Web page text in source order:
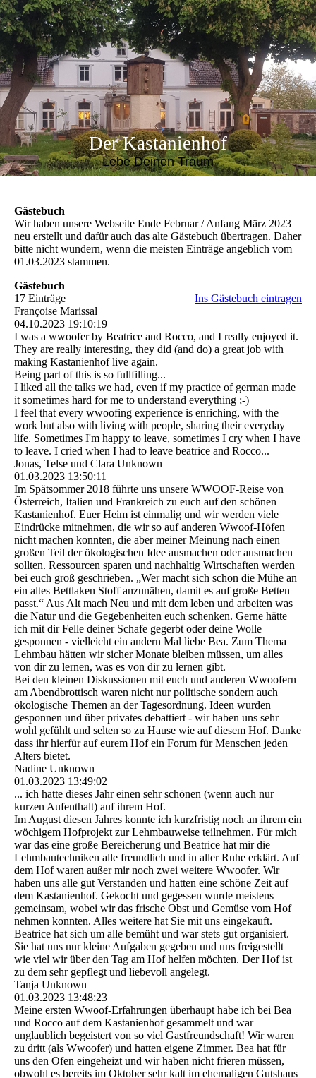
Der Kastanienhof
Lebe Deinen Traum
Gästebuch
Wir haben unsere Webseite Ende Februar / Anfang März 2023
neu erstellt und dafür auch das alte Gästebuch übertragen. Daher
bitte nicht wundern, wenn die meisten Einträge angeblich vom
01.03.2023 stammen.
Gästebuch
17 Einträge
Ins Gästebuch eintragen
Françoise Marissal
04.10.2023 19:10:19
I was a wwoofer by Beatrice and Rocco, and I really enjoyed it.
They are really interesting, they did (and do) a great job with
making Kastanienhof live again.
Being part of this is so fullfilling...
I liked all the talks we had, even if my practice of german made
it sometimes hard for me to understand everything ;-)
I feel that every wwoofing experience is enriching, with the
work but also with living with people, sharing their everyday
life. Sometimes I'm happy to leave, sometimes I cry when I have
to leave. I cried when I had to leave beatrice and Rocco...
Jonas, Telse und Clara Unknown
01.03.2023 13:50:11
Im Spätsommer 2018 führte uns unsere WWOOF-Reise von
Österreich, Italien und Frankreich zu euch auf den schönen
Kastanienhof. Euer Heim ist einmalig und wir werden viele
Eindrücke mitnehmen, die wir so auf anderen Wwoof-Höfen
nicht machen konnten, die aber meiner Meinung nach einen
großen Teil der ökologischen Idee ausmachen oder ausmachen
sollten. Ressourcen sparen und nachhaltig Wirtschaften werden
bei euch groß geschrieben. „Wer macht sich schon die Mühe an
ein altes Bettlaken Stoff anzunähen, damit es auf große Betten
passt.“ Aus Alt mach Neu und mit dem leben und arbeiten was
die Natur und die Gegebenheiten euch schenken. Gerne hätte
ich mit dir Felle deiner Schafe gegerbt oder deine Wolle
gesponnen - vielleicht ein andern Mal liebe Bea. Zum Thema
Lehmbau hätten wir sicher Monate bleiben müssen, um alles
von dir zu lernen, was es von dir zu lernen gibt.
Bei den kleinen Diskussionen mit euch und anderen Wwoofern
am Abendbrottisch waren nicht nur politische sondern auch
ökologische Themen an der Tagesordnung. Ideen wurden
gesponnen und über privates debattiert - wir haben uns sehr
wohl gefühlt und selten so zu Hause wie auf diesem Hof. Danke
dass ihr hierfür auf eurem Hof ein Forum für Menschen jeden
Alters bietet.
Nadine Unknown
01.03.2023 13:49:02
... ich hatte dieses Jahr einen sehr schönen (wenn auch nur
kurzen Aufenthalt) auf ihrem Hof.
Im August diesen Jahres konnte ich kurzfristig noch an ihrem ein
wöchigem Hofprojekt zur Lehmbauweise teilnehmen. Für mich
war das eine große Bereicherung und Beatrice hat mir die
Lehmbautechniken alle freundlich und in aller Ruhe erklärt. Auf
dem Hof waren außer mir noch zwei weitere Wwoofer. Wir
haben uns alle gut Verstanden und hatten eine schöne Zeit auf
dem Kastanienhof. Gekocht und gegessen wurde meistens
gemeinsam, wobei wir das frische Obst und Gemüse vom Hof
nehmen konnten. Alles weitere hat Sie mit uns eingekauft.
Beatrice hat sich um alle bemüht und war stets gut organisiert.
Sie hat uns nur kleine Aufgaben gegeben und uns freigestellt
wie viel wir über den Tag am Hof helfen möchten. Der Hof ist
zu dem sehr gepflegt und liebevoll angelegt.
Tanja Unknown
01.03.2023 13:48:23
Meine ersten Wwoof-Erfahrungen überhaupt habe ich bei Bea
und Rocco auf dem Kastanienhof gesammelt und war
unglaublich begeistert von so viel Gastfreundschaft! Wir waren
zu dritt (als Wwoofer) und hatten eigene Zimmer. Bea hat für
uns den Ofen eingeheizt und wir haben nicht frieren müssen,
obwohl es bereits im Oktober sehr kalt im ehemaligen Gutshaus